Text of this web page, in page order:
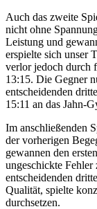
Auch das zweite
nicht ohne
Leistung und
erspielte sich unser
verlor jedoch durch
13:15. Die Gegner
entscheidenden
15:11 an das Jahn-
Im anschließenden
der vorherigen
gewannen den
ungeschickte
entscheidenden
Qualität, spielte
durchsetzen.